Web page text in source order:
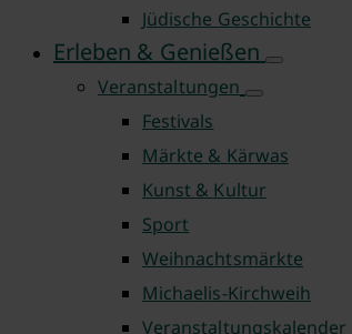
Jüdische Geschichte
Erleben & Genießen
Veranstaltungen
Festivals
Märkte & Kärwas
Kunst & Kultur
Sport
Weihnachtsmärkte
Michaelis-Kirchweih
Veranstaltungskalender